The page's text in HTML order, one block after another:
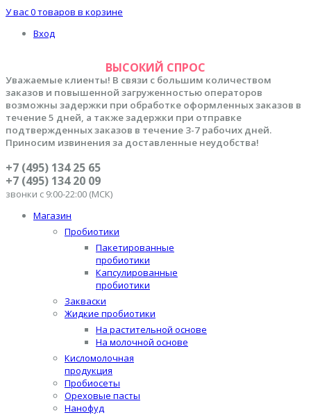
У вас0 товаров в корзине
Вход
ВЫСОКИЙ СПРОС
Уважаемые клиенты! В связи с большим количеством
заказов и повышенной загруженностью операторов
возможны задержки при обработке оформленных заказов в
течение 5 дней, а также задержки при отправке
подтвержденных заказов в течение 3-7 рабочих дней.
Приносим извинения за доставленные неудобства!
+7 (495) 134 25 65
+7 (495) 134 20 09
звонки с 9:00-22:00 (МСК)
Магазин
Пробиотики
Пакетированные
пробиотики
Капсулированные
пробиотики
Закваски
Жидкие пробиотики
На растительной основе
На молочной основе
Кисломолочная
продукция
Пробиосеты
Ореховые пасты
Нанофуд